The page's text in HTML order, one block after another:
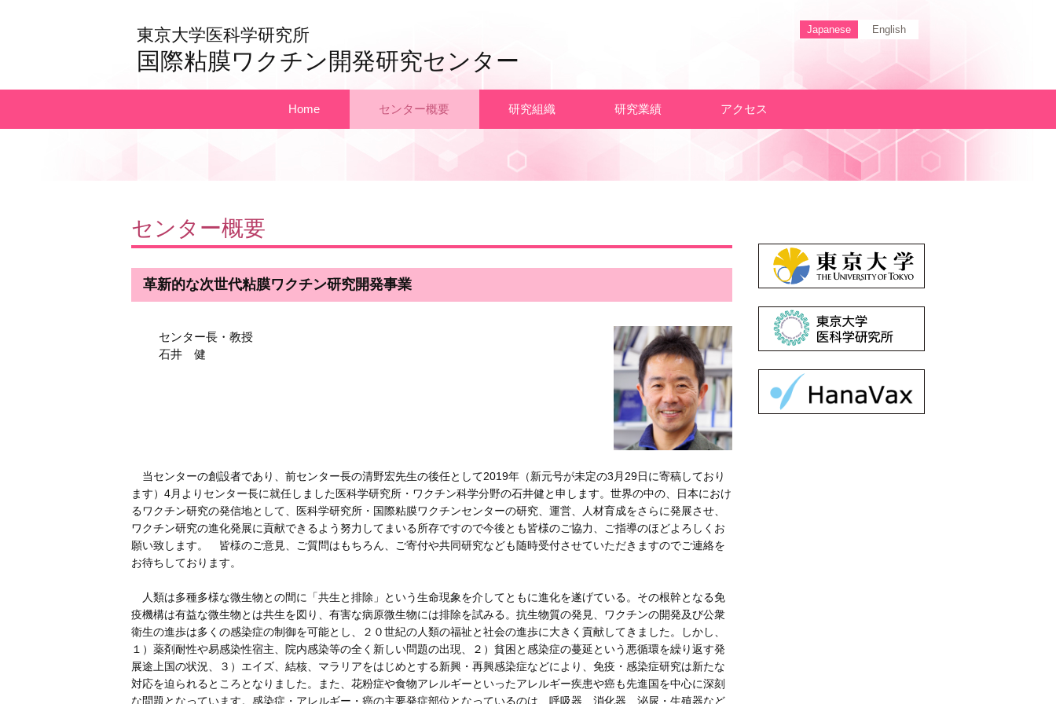
東京大学医科学研究所
国際粘膜ワクチン開発研究センター
Japanese English
Home センター概要 研究組織 研究業績 アクセス
センター概要
革新的な次世代粘膜ワクチン研究開発事業
センター長・教授
石井 健
当センターの創設者であり、前センター長の清野宏先生の後任として2019年（新元号が未定の3月29日に寄稿しており
ます）4月よりセンター長に就任しました医科学研究所・ワクチン科学分野の石井健と申します。世界の中の、日本におけ
るワクチン研究の発信地として、医科学研究所・国際粘膜ワクチンセンターの研究、運営、人材育成をさらに発展させ、
ワクチン研究の進化発展に貢献できるよう努力してまいる所存ですので今後とも皆様のご協力、ご指導のほどよろしくお
願い致します。 皆様のご意見、ご質問はもちろん、ご寄付や共同研究なども随時受付させていただきますのでご連絡を
お待ちしております。
人類は多種多様な微生物との間に「共生と排除」という生命現象を介してともに進化を遂げている。その根幹となる免
疫機構は有益な微生物とは共生を図り、有害な病原微生物には排除を試みる。抗生物質の発見、ワクチンの開発及び公衆
衛生の進歩は多くの感染症の制御を可能とし、２０世紀の人類の福祉と社会の進歩に大きく貢献してきました。しかし、
１）薬剤耐性や易感染性宿主、院内感染等の全く新しい問題の出現、２）貧困と感染症の蔓延という悪循環を繰り返す発
展途上国の状況、３）エイズ、結核、マラリアをはじめとする新興・再興感染症などにより、免疫・感染症研究は新たな
対応を迫られるところとなりました。また、花粉症や食物アレルギーといったアレルギー疾患や癌も先進国を中心に深刻
な問題となっています。感染症・アレルギー・癌の主要発症部位となっているのは、呼吸器、消化器、泌尿・生殖器など